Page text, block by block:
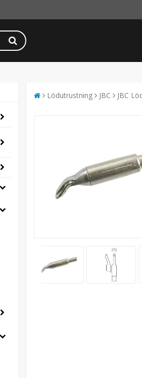
Lödutrustning JBC JBC